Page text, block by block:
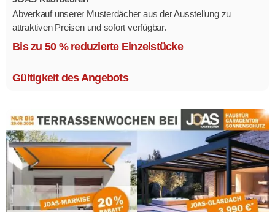
Abverkauf unserer Musterdächer aus der Ausstellung zu
attraktiven Preisen und sofort verfügbar.
Mehrere Modelle in verschiedenen Ausführungen.
Bis zu 50 % reduzierte Einzelstücke
Gültigkeit des Angebots